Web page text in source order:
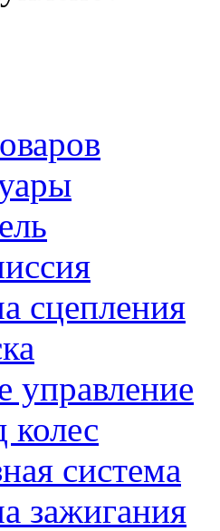
сцепления
управление
колес
система
зажигания